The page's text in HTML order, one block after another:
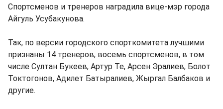
Спортсменов и тренеров наградила вице-мэр города
Айгуль Усубакунова.
Так, по версии городского спорткомитета лучшими
признаны 14 тренеров, восемь спортсменов, в том
числе Султан Букеев, Артур Те, Арсен Эралиев, Болот
Токтогонов, Адилет Батыралиев, Жыргал Балбаков и
другие.